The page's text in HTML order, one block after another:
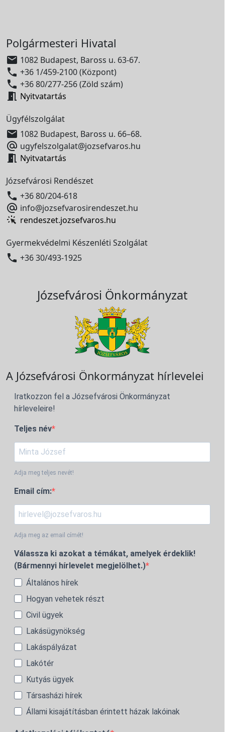
Polgármesteri Hivatal
 1082 Budapest, Baross u. 63-67.
 +36 1/459-2100 (Központ)
 +36 80/277-256 (Zöld szám)
 Nyitvatartás
Ügyfélszolgálat
 1082 Budapest, Baross u. 66–68.
 ugyfelszolgalat@jozsefvaros.hu
 Nyitvatartás
Józsefvárosi Rendészet
 +36 80/204-618
 info@jozsefvarosirendeszet.hu
rendeszet.jozsefvaros.hu
Gyermekvédelmi Készenléti Szolgálat
 +36 30/493-1925
Józsefvárosi Önkormányzat
A Józsefvárosi Önkormányzat hírlevelei
Iratkozzon fel a Józsefvárosi Önkormányzat
hírleveleire!
Teljes név
Adja meg teljes nevét!
Email cím:
Adja meg az email címét!
Válassza ki azokat a témákat, amelyek érdeklik!
(Bármennyi hírlevelet megjelölhet.)
Általános hírek
Hogyan vehetek részt
Civil ügyek
Lakásügynökség
Lakáspályázat
Lakótér
Kutyás ügyek
Társasházi hírek
Állami kisajátításban érintett házak lakóinak